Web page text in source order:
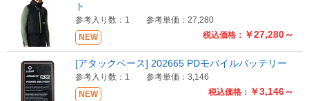
NEW 税込価格： ￥27,280～
ト
参考入り数：1 参考単価：27,280
NEW 税込価格： ￥3,146～
[アタックベース] 202665 PDモバイルバッテリー
参考入り数：1 参考単価：3,146